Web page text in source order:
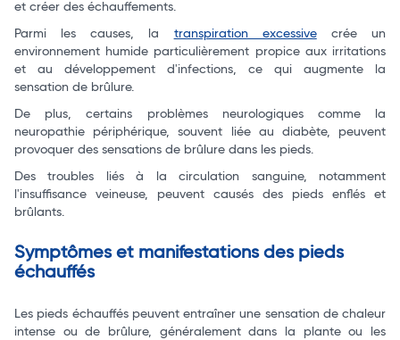
et créer des échauffements.
Parmi les causes, la transpiration excessivecrée un
environnement humide particulièrement propice aux irritations
et au développement d'infections, ce qui augmente la
sensation de brûlure.
De plus, certains problèmes neurologiques comme la
neuropathie périphérique, souvent liée au diabète, peuvent
provoquer des sensations de brûlure dans les pieds.
Des troubles liés à la circulation sanguine, notamment
l'insuffisance veineuse, peuvent causés des pieds enflés et
brûlants.
Symptômes et manifestations des pieds
échauffés
Les pieds échauffés peuvent entraîner une sensation de chaleur
intense ou de brûlure, généralement dans la plante ou les